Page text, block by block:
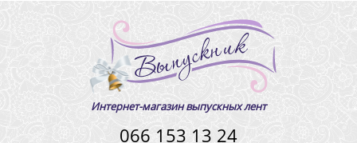
Интернет-магазин выпускных лент
066 153 13 24